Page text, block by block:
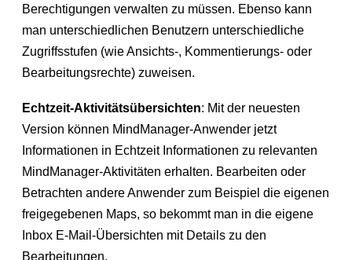
Berechtigungen verwalten zu müssen. Ebenso kann
man unterschiedlichen Benutzern unterschiedliche
Zugriffsstufen (wie Ansichts-, Kommentierungs- oder
Bearbeitungsrechte) zuweisen.
Echtzeit-Aktivitätsübersichten: Mit der neuesten
Version können MindManager-Anwender jetzt
Informationen in Echtzeit Informationen zu relevanten
MindManager-Aktivitäten erhalten. Bearbeiten oder
Betrachten andere Anwender zum Beispiel die eigenen
freigegebenen Maps, so bekommt man in die eigene
Inbox E-Mail-Übersichten mit Details zu den
Bearbeitungen.